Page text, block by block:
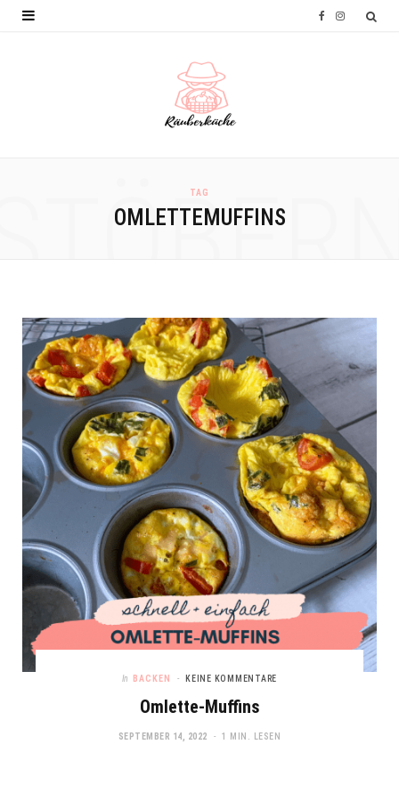
I
TAG
OMLETTEMUFFINS
In BACKEN KEINE KOMMENTARE
Omlette-Muffins
SEPTEMBER 14, 2022 1 MIN. LESEN